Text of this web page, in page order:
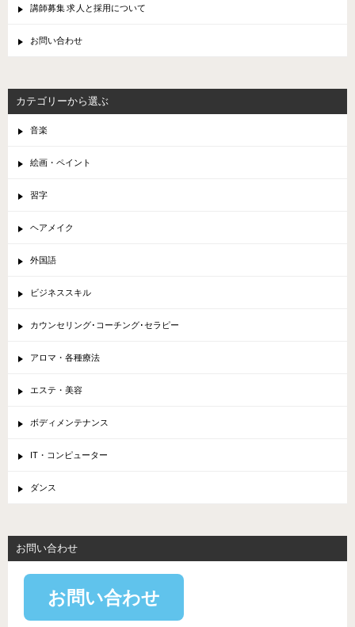
講師募集 求人と採用について
お問い合わせ
カテゴリーから選ぶ
音楽
絵画・ペイント
習字
ヘアメイク
外国語
ビジネススキル
カウンセリング･コーチング･セラピー
アロマ・各種療法
エステ・美容
ボディメンテナンス
IT・コンピューター
ダンス
お問い合わせ
お問い合わせ